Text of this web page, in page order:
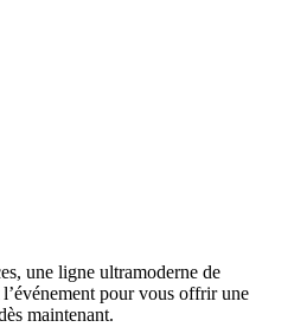
une ligne ultramoderne de
pour vous offrir une
maintenant.